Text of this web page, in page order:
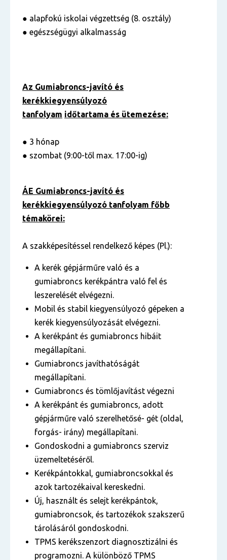
● alapfokú iskolai végzettség (8. osztály)
● egészségügyi alkalmasság
Az Gumiabroncs-javító és
kerékkiegyensúlyozó
tanfolyam időtartama és ütemezése:
● 3 hónap
● szombat (9:00-től max. 17:00-ig)
ÁE Gumiabroncs-javító és
kerékkiegyensúlyozó tanfolyam főbb
témakörei:
A szakképesítéssel rendelkező képes (Pl.):
A kerék gépjárműre való és a
gumiabroncs kerékpántra való fel és
leszerelését elvégezni.
Mobil és stabil kiegyensúlyozó gépeken a
kerék kiegyensúlyozását elvégezni.
A kerékpánt és gumiabroncs hibáit
megállapítani.
Gumiabroncs javíthatóságát
megállapítani.
Gumiabroncs és tömlőjavítást végezni
A kerékpánt és gumiabroncs, adott
gépjárműre való szerelhetősé- gét (oldal,
forgás- irány) megállapítani.
Gondoskodni a gumiabroncs szerviz
üzemeltetéséről.
Kerékpántokkal, gumiabroncsokkal és
azok tartozékaival kereskedni.
Új, használt és selejt kerékpántok,
gumiabroncsok, és tartozékok szakszerű
tárolásáról gondoskodni.
TPMS kerékszenzort diagnosztizálni és
programozni. A különböző TPMS